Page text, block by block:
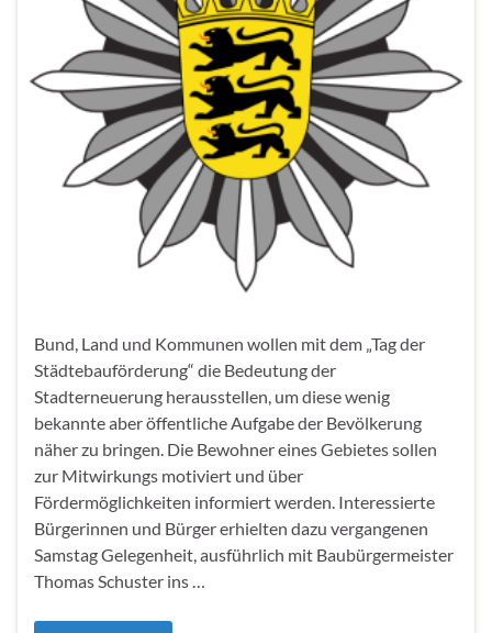
Bund, Land und Kommunen wollen mit dem „Tag der
Städtebauförderung“ die Bedeutung der
Stadterneuerung herausstellen, um diese wenig
bekannte aber öffentliche Aufgabe der Bevölkerung
näher zu bringen. Die Bewohner eines Gebietes sollen
zur Mitwirkungs motiviert und über
Fördermöglichkeiten informiert werden. Interessierte
Bürgerinnen und Bürger erhielten dazu vergangenen
Samstag Gelegenheit, ausführlich mit Baubürgermeister
Thomas Schuster ins …